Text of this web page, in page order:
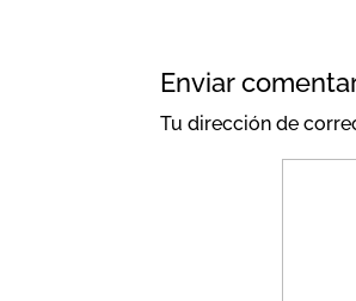
Enviar
Tu dirección de